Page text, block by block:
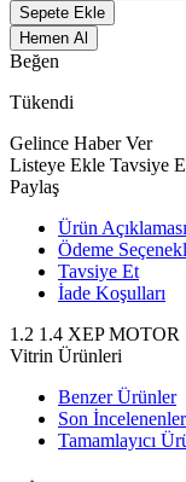
Sepete Ekle
Hemen Al
Beğen
Tükendi
Gelince Haber Ver
Listeye Ekle Tavsiye
Paylaş
Ürün Açıklaması
Ödeme
Tavsiye Et
İade Koşulları
1.2 1.4 XEP
Vitrin Ürünleri
Benzer Ürünler
Son İncelenenler
Tamamlayıcı